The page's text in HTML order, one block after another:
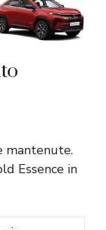
mantenute.
Essence in